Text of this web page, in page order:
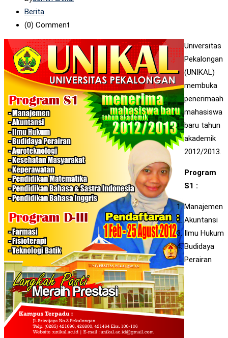
Berita
(0) Comment
Universitas
Pekalongan
(UNIKAL)
membuka
penerimaah
mahasiswa
baru tahun
akademik
2012/2013.
Program
S1 :
Manajemen
Akuntansi
Ilmu Hukum
Budidaya
Perairan